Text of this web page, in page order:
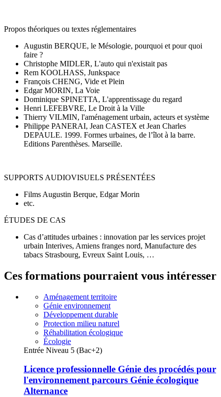
Propos théoriques ou textes réglementaires
Augustin BERQUE, le Mésologie, pourquoi et pour quoi
faire ?
Christophe MIDLER, L'auto qui n'existait pas
Rem KOOLHASS, Junkspace
François CHENG, Vide et Plein
Edgar MORIN, La Voie
Dominique SPINETTA, L'apprentissage du regard
Henri LEFEBVRE, Le Droit à la Ville
Thierry VILMIN, l'aménagement urbain, acteurs et système
Philippe PANERAI, Jean CASTEX et Jean Charles
DEPAULE. 1999. Formes urbaines, de l’îlot à la barre.
Editions Parenthèses. Marseille.
SUPPORTS AUDIOVISUELS PRÉSENTÉES
Films Augustin Berque, Edgar Morin
etc.
ÉTUDES DE CAS
Cas d’attitudes urbaines : innovation par les services projet
urbain Interives, Amiens franges nord, Manufacture des
tabacs Strasbourg, Evreux Saint Louis, …
Ces formations pourraient vous intéresser
Aménagement territoire
Génie environnement
Développement durable
Protection milieu naturel
Réhabilitation écologique
Écologie
Entrée Niveau 5 (Bac+2)
Licence professionnelle Génie des procédés pour
l'environnement parcours Génie écologique
Alternance